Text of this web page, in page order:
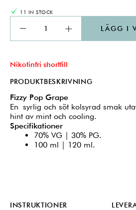
11 IN STOCK
LÄGG I
Nikotinfri shortfill
PRODUKTBESKRIVNING
Fizzy Pop Grape
En syrlig och söt kolsyrad smak
hint av mint och cooling.
Specifikationer
70% VG | 30% PG.
100 ml | 120 ml.
INSTRUKTIONER